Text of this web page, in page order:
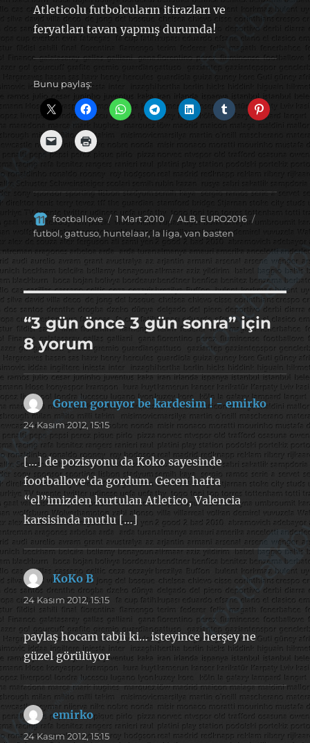
Atleticolu futbolcuların itirazları ve
feryatları tavan yapmış durumda!
Bunu paylaş:
Yazar
footballove
Yayın
tarihi
1 Mart 2010 Kategoriler
ALB, EURO2016
futbol, gattuso, huntelaar, la liga, van basten
“3 gün önce 3 gün sonra” için
8 yorum
Goren goruyor be kardesim ! - emirkodedi
ki:
24 Kasım 2012, 15:15
[…] de pozisyonu da Koko sayesinde
footballove‘da gordum. Gecen hafta
“el”imizden kurtulan Atletico, Valencia
karsisinda mutlu […]
KoKo B dedi
ki:
24 Kasım 2012, 15:15
paylaş hocam tabii ki… isteyince herşey ne
güzel görülüyor
emirkodedi
ki:
24 Kasım 2012, 15:15